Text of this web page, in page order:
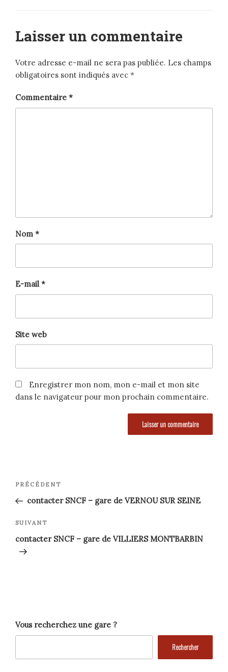
Laisser un commentaire
Votre adresse e-mail ne sera pas publiée. Les champs
obligatoires sont indiqués avec *
Commentaire *
Nom *
E-mail *
Site web
Enregistrer mon nom, mon e-mail et mon site
dans le navigateur pour mon prochain commentaire.
Navigation
de
l’article
Article
précédent
PRÉCÉDENT
contacter SNCF – gare de VERNOU SUR SEINE
Article
suivant
SUIVANT
contacter SNCF – gare de VILLIERS MONTBARBIN
Vous recherchez une gare ?
Rechercher